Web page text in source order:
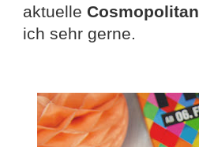
aktuelle Cosmopolitan
ich sehr gerne.